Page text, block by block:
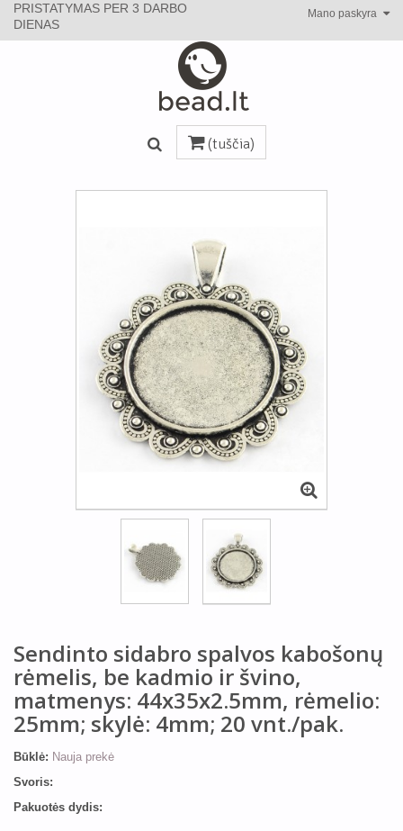
Mano paskyra
PRISTATYMAS PER 3 DARBO
DIENAS
(tuščia)
Sendinto sidabro spalvos kabošonų
rėmelis, be kadmio ir švino,
matmenys: 44x35x2.5mm, rėmelio:
25mm; skylė: 4mm; 20 vnt./pak.
Būklė: Nauja prekė
Svoris:
Pakuotės dydis: